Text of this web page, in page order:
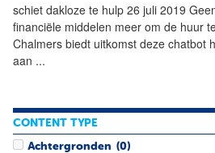
schiet dakloze te hulp 26 juli 2019
financiële middelen meer om de huur
Chalmers biedt uitkomst deze chatbot
aan ...
CONTENT TYPE
Achtergronden (0)